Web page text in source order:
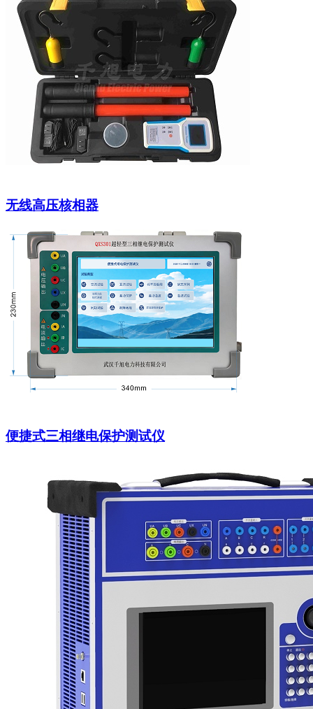
无线高压核相器
便捷式三相继电保护测试仪